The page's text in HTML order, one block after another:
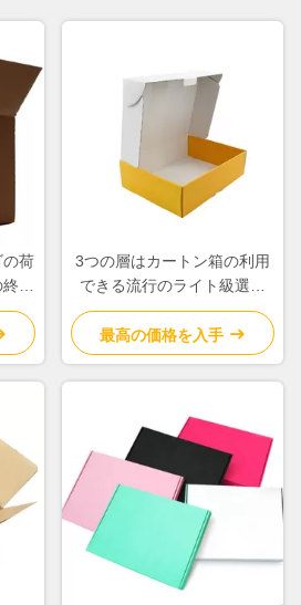
の荷
わ
3つの層はカートン箱の利用
できる流行のライト級選手
OEM/ODMを波形を付けまし
た
最高の価格を入手